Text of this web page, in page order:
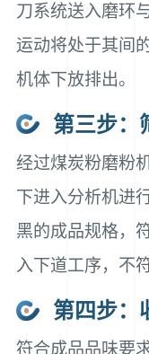
刀系统送入磨环
运动将处于其间
机体下放排出。
第三步：
经过煤炭粉磨粉
下进入分析机进
黑的成品规格，
入下道工序，不
第四步：
符合成品品味要